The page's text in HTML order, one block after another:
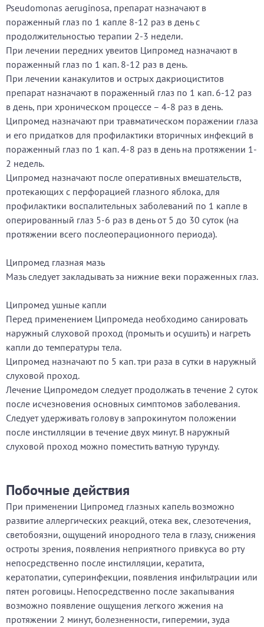
Pseudomonas aeruginosa, препарат назначают в
пораженный глаз по 1 капле 8-12 раз в день с
продолжительностью терапии 2-3 недели.
При лечении передних увеитов Ципромед назначают в
пораженный глаз по 1 кап. 8-12 раз в день.
При лечении канакулитов и острых дакриоциститов
препарат назначают в пораженный глаз по 1 кап. 6-12 раз
в день, при хроническом процессе – 4-8 раз в день.
Ципромед назначают при травматическом поражении глаза
и его придатков для профилактики вторичных инфекций в
пораженный глаз по 1 кап. 4-8 раз в день на протяжении 1-
2 недель.
Ципромед назначают после оперативных вмешательств,
протекающих с перфорацией глазного яблока, для
профилактики воспалительных заболеваний по 1 капле в
оперированный глаз 5-6 раз в день от 5 до 30 суток (на
протяжении всего послеоперационного периода).
Ципромед глазная мазь
Мазь следует закладывать за нижние веки пораженных глаз.
Ципромед ушные капли
Перед применением Ципромеда необходимо санировать
наружный слуховой проход (промыть и осушить) и нагреть
капли до температуры тела.
Ципромед назначают по 5 кап. три раза в сутки в наружный
слуховой проход.
Лечение Ципромедом следует продолжать в течение 2 суток
после исчезновения основных симптомов заболевания.
Следует удерживать голову в запрокинутом положении
после инстилляции в течение двух минут. В наружный
слуховой проход можно поместить ватную турунду.
Побочные действия
При применении Ципромед глазных капель возможно
развитие аллергических реакций, отека век, слезотечения,
светобоязни, ощущений инородного тела в глазу, снижения
остроты зрения, появления неприятного привкуса во рту
непосредственно после инстилляции, кератита,
кератопатии, суперинфекции, появления инфильтрации или
пятен роговицы. Непосредственно после закапывания
возможно появление ощущения легкого жжения на
протяжении 2 минут, болезненности, гиперемии, зуда